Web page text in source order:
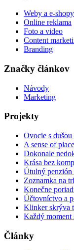
Weby a e-shopy
Online reklama
Foto a video
Content
Branding
Značky článkov
Návody
Marketing
Projekty
Ovocie s dušou
A sense of place
Dokonale
Krása bez
Útulný
Zoznamka na
Konečne
Účtovníctvo a
Klinker skrýva
Každý moment
Články